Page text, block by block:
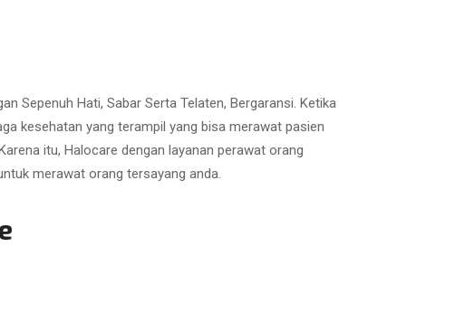
Sepenuh Hati, Sabar Serta Telaten, Bergaransi. Ketika
kesehatan yang terampil yang bisa merawat pasien
itu, Halocare dengan layanan perawat orang
merawat orang tersayang anda.